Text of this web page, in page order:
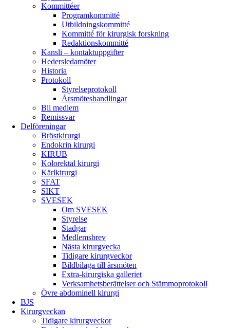
Kommittéer
Programkommitté
Utbildningskommitté
Kommitté för kirurgisk forskning
Redaktionskommitté
Kansli – kontaktuppgifter
Hedersledamöter
Historia
Protokoll
Styrelseprotokoll
Årsmöteshandlingar
Bli medlem
Remissvar
Delföreningar
Bröstkirurgi
Endokrin kirurgi
KIRUB
Kolorektal kirurgi
Kärlkirurgi
SFAT
SIKT
SVESEK
Om SVESEK
Styrelse
Stadgar
Medlemsbrev
Nästa kirurgvecka
Tidigare kirurgveckor
Bildbilaga till årsmöten
Extra-kirurgiska galleriet
Verksamhetsberättelser och Stämmoprotokoll
Övre abdominell kirurgi
BJS
Kirurgveckan
Tidigare kirurgveckor